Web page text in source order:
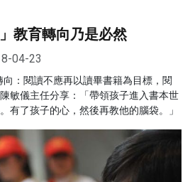
教育轉向乃是必然
04-23
向：閱讀不應再以讀畢書籍為目標，閱
敏儀主任分享：「帶領孩子進入書本世
有了孩子的心，然後再教他的腦袋。」